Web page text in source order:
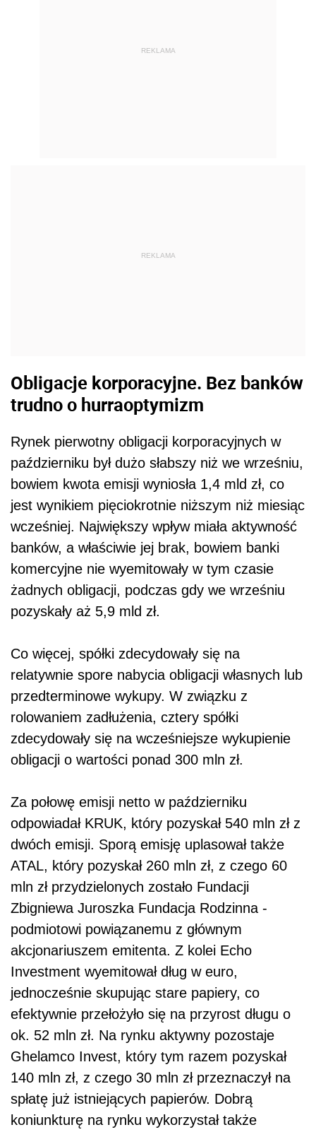
REKLAMA
REKLAMA
Obligacje korporacyjne. Bez banków
trudno o hurraoptymizm
Rynek pierwotny obligacji korporacyjnych w
październiku był dużo słabszy niż we wrześniu,
bowiem kwota emisji wyniosła 1,4 mld zł, co
jest wynikiem pięciokrotnie niższym niż miesiąc
wcześniej. Największy wpływ miała aktywność
banków, a właściwie jej brak, bowiem banki
komercyjne nie wyemitowały w tym czasie
żadnych obligacji, podczas gdy we wrześniu
pozyskały aż 5,9 mld zł.
Co więcej, spółki zdecydowały się na
relatywnie spore nabycia obligacji własnych lub
przedterminowe wykupy. W związku z
rolowaniem zadłużenia, cztery spółki
zdecydowały się na wcześniejsze wykupienie
obligacji o wartości ponad 300 mln zł.
Za połowę emisji netto w październiku
odpowiadał KRUK, który pozyskał 540 mln zł z
dwóch emisji. Sporą emisję uplasował także
ATAL, który pozyskał 260 mln zł, z czego 60
mln zł przydzielonych zostało Fundacji
Zbigniewa Juroszka Fundacja Rodzinna -
podmiotowi powiązanemu z głównym
akcjonariuszem emitenta. Z kolei Echo
Investment wyemitował dług w euro,
jednocześnie skupując stare papiery, co
efektywnie przełożyło się na przyrost długu o
ok. 52 mln zł. Na rynku aktywny pozostaje
Ghelamco Invest, który tym razem pozyskał
140 mln zł, z czego 30 mln zł przeznaczył na
spłatę już istniejących papierów. Dobrą
koniunkturę na rynku wykorzystał także